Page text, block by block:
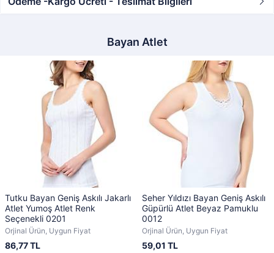
Bayan Atlet
Tutku Bayan Geniş Askılı Jakarlı
Atlet Yumoş Atlet Renk
Seçenekli 0201
Orjinal Ürün, Uygun Fiyat
86,77 TL
Seher Yıldızı Bayan Geniş Askılı
Güpürlü Atlet Beyaz Pamuklu
0012
Orjinal Ürün, Uygun Fiyat
59,01 TL